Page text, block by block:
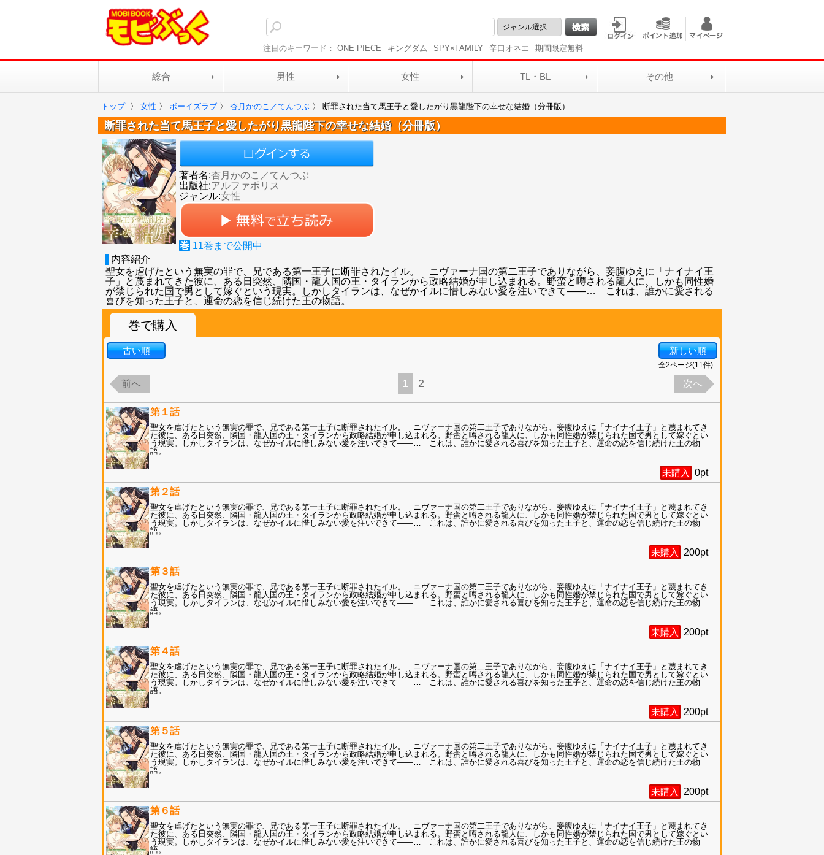
注目のキーワード： ONE PIECE キングダム SPY×FAMILY 辛口オネエ 期間限定無料
総合 男性 女性 TL・BL その他
トップ 〉 女性 〉 ボーイズラブ 〉 杏月かのこ／てんつぶ 〉 断罪された当て馬王子と愛したがり黒龍陛下の幸せな結婚（分冊版）
断罪された当て馬王子と愛したがり黒龍陛下の幸せな結婚（分冊版）
著者名:杏月かのこ／てんつぶ
出版社:アルファポリス
ジャンル:女性
巻 11巻まで公開中
内容紹介
聖女を虐げたという無実の罪で、兄である第一王子に断罪されたイル。 ニヴァーナ国の第二王子でありながら、妾腹ゆえに「ナイナイ王
子」と蔑まれてきた彼に、ある日突然、隣国・龍人国の王・タイランから政略結婚が申し込まれる。野蛮と噂される龍人に、しかも同性婚
が禁じられた国で男として嫁ぐという現実。しかしタイランは、なぜかイルに惜しみない愛を注いできて――… これは、誰かに愛される
喜びを知った王子と、運命の恋を信じ続けた王の物語。
巻で購入
古い順 新しい順
全2ページ(11件)
前へ 1 2 次へ
第１話
聖女を虐げたという無実の罪で、兄である第一王子に断罪されたイル。 ニヴァーナ国の第二王子でありながら、妾腹ゆえに「ナイナイ王子」と蔑まれてき
た彼に、ある日突然、隣国・龍人国の王・タイランから政略結婚が申し込まれる。野蛮と噂される龍人に、しかも同性婚が禁じられた国で男として嫁ぐとい
う現実。しかしタイランは、なぜかイルに惜しみない愛を注いできて――… これは、誰かに愛される喜びを知った王子と、運命の恋を信じ続けた王の物
語。
未購入 0pt
第２話
聖女を虐げたという無実の罪で、兄である第一王子に断罪されたイル。 ニヴァーナ国の第二王子でありながら、妾腹ゆえに「ナイナイ王子」と蔑まれてき
た彼に、ある日突然、隣国・龍人国の王・タイランから政略結婚が申し込まれる。野蛮と噂される龍人に、しかも同性婚が禁じられた国で男として嫁ぐとい
う現実。しかしタイランは、なぜかイルに惜しみない愛を注いできて――… これは、誰かに愛される喜びを知った王子と、運命の恋を信じ続けた王の物
語。
未購入 200pt
第３話
聖女を虐げたという無実の罪で、兄である第一王子に断罪されたイル。 ニヴァーナ国の第二王子でありながら、妾腹ゆえに「ナイナイ王子」と蔑まれてき
た彼に、ある日突然、隣国・龍人国の王・タイランから政略結婚が申し込まれる。野蛮と噂される龍人に、しかも同性婚が禁じられた国で男として嫁ぐとい
う現実。しかしタイランは、なぜかイルに惜しみない愛を注いできて――… これは、誰かに愛される喜びを知った王子と、運命の恋を信じ続けた王の物
語。
未購入 200pt
第４話
聖女を虐げたという無実の罪で、兄である第一王子に断罪されたイル。 ニヴァーナ国の第二王子でありながら、妾腹ゆえに「ナイナイ王子」と蔑まれてき
た彼に、ある日突然、隣国・龍人国の王・タイランから政略結婚が申し込まれる。野蛮と噂される龍人に、しかも同性婚が禁じられた国で男として嫁ぐとい
う現実。しかしタイランは、なぜかイルに惜しみない愛を注いできて――… これは、誰かに愛される喜びを知った王子と、運命の恋を信じ続けた王の物
語。
未購入 200pt
第５話
聖女を虐げたという無実の罪で、兄である第一王子に断罪されたイル。 ニヴァーナ国の第二王子でありながら、妾腹ゆえに「ナイナイ王子」と蔑まれてき
た彼に、ある日突然、隣国・龍人国の王・タイランから政略結婚が申し込まれる。野蛮と噂される龍人に、しかも同性婚が禁じられた国で男として嫁ぐとい
う現実。しかしタイランは、なぜかイルに惜しみない愛を注いできて――… これは、誰かに愛される喜びを知った王子と、運命の恋を信じ続けた王の物
語。
未購入 200pt
第６話
聖女を虐げたという無実の罪で、兄である第一王子に断罪されたイル。 ニヴァーナ国の第二王子でありながら、妾腹ゆえに「ナイナイ王子」と蔑まれてき
た彼に、ある日突然、隣国・龍人国の王・タイランから政略結婚が申し込まれる。野蛮と噂される龍人に、しかも同性婚が禁じられた国で男として嫁ぐとい
う現実。しかしタイランは、なぜかイルに惜しみない愛を注いできて――… これは、誰かに愛される喜びを知った王子と、運命の恋を信じ続けた王の物
語。